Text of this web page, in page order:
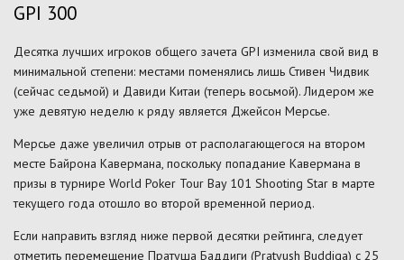
GPI 300
Десятка лучших игроков общего зачета GPI изменила свой вид в
минимальной степени: местами поменялись лишь Стивен Чидвик
(сейчас седьмой) и Давиди Китаи (теперь восьмой). Лидером же
уже девятую неделю к ряду является Джейсон Мерсье.
Мерсье даже увеличил отрыв от располагающегося на втором
месте Байрона Кавермана, поскольку попадание Кавермана в
призы в турнире World Poker Tour Bay 101 Shooting Star в марте
текущего года отошло во второй временной период.
Если направить взгляд ниже первой десятки рейтинга, следует
отметить перемещение Пратуша Баддиги (Pratyush Buddiga) с 25